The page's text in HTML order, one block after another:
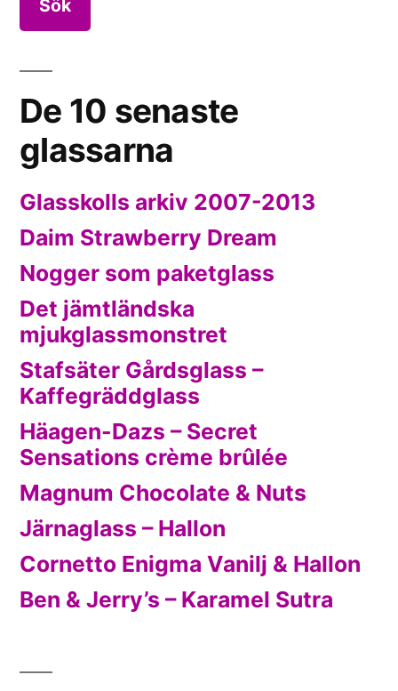
De 10 senaste
glassarna
Glasskolls arkiv 2007-2013
Daim Strawberry Dream
Nogger som paketglass
Det jämtländska
mjukglassmonstret
Stafsäter Gårdsglass –
Kaffegräddglass
Häagen-Dazs – Secret
Sensations crème brûlée
Magnum Chocolate & Nuts
Järnaglass – Hallon
Cornetto Enigma Vanilj & Hallon
Ben & Jerry’s – Karamel Sutra